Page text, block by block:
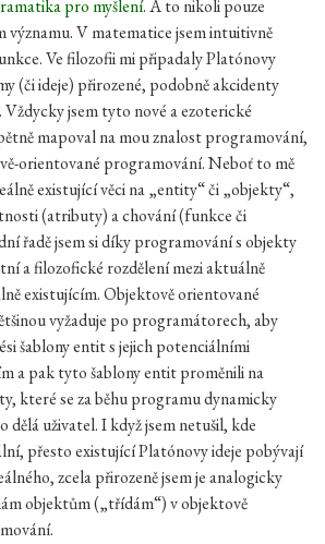
pro myšlení. A to nikoli pouze
významu. V matematice jsem intuitivně
Ve filozofii mi připadaly Platónovy
(či ideje) přirozené, podobně akcidenty
Vždycky jsem tyto nové a ezoterické
mapoval na mou znalost programování,
orientované programování. Neboť to mě
existující věci na „entity“ či „objekty“,
(atributy) a chování (funkce či
řadě jsem si díky programování s objekty
a filozofické rozdělení mezi aktuálně
existujícím. Objektově orientované
vyžaduje po programátorech, aby
šablony entit s jejich potenciálními
a pak tyto šablony entit proměnili na
které se za běhu programu dynamicky
dělá uživatel. I když jsem netušil, kde
přesto existující Platónovy ideje pobývají
zcela přirozeně jsem je analogicky
objektům („třídám“) v objektově